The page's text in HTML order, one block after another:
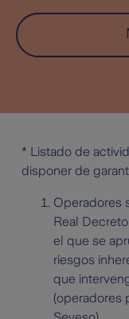
* Listado de
disponer de
Operadores
Real
el que se
riesgos
que
(operadores